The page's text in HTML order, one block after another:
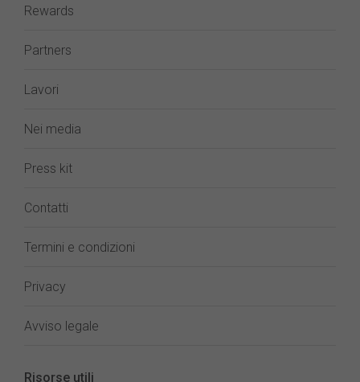
Rewards
Partners
Lavori
Nei media
Press kit
Contatti
Termini e condizioni
Privacy
Avviso legale
Risorse utili